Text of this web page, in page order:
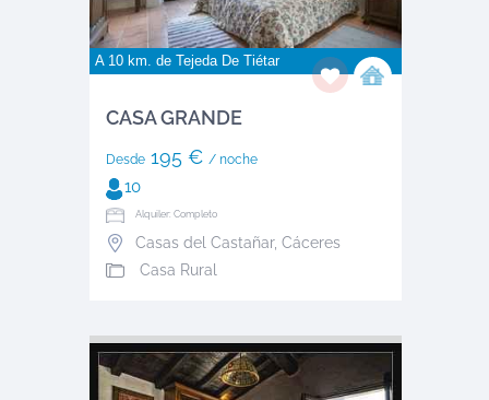
A 10 km. de Tejeda De Tiétar
CASA GRANDE
Desde195 € / noche
10
Alquiler: Completo
Casas del Castañar, Cáceres
Casa Rural